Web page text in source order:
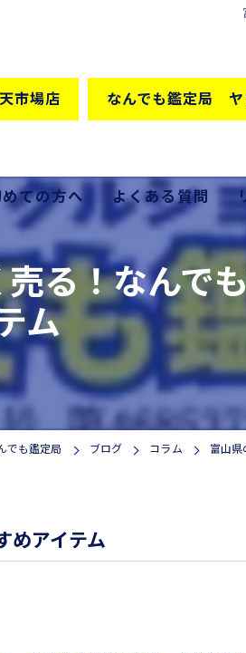
市場店 なんでも鑑定局 ヤ
ての方へ よくある質問
る！なんで
ム
でも鑑定局 ブログ コラム 富山県
めアイテム